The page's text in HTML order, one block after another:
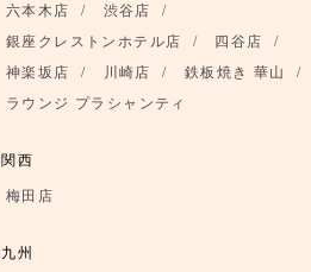
六本木店
渋谷店
銀座クレストンホテル店
四谷店
神楽坂店
川崎店
鉄板焼き 華山
ラウンジ プラシャンティ
関西
梅田店
九州